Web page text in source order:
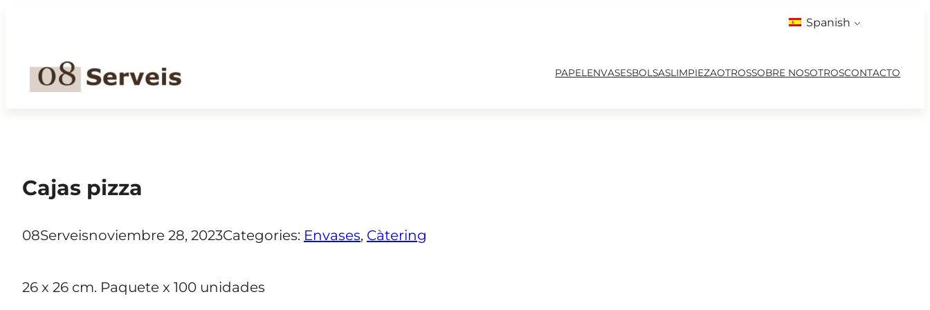
contenido
Spanish
PAPEL ENVASESBOLSASLIMPIEZAOTROSSOBRE NOSOTROSCONTACTO
Cajas pizza
08Serveisnoviembre 28, 2023Categories: Envases, Càtering
26 x 26 cm. Paquete x 100 unidades